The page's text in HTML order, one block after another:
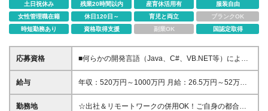
土日祝休み
残業20時間以内 産育休活用有
服装自由
女性管理職在籍
休日120日～ 育児と両立
ブランクOK
時短勤務あり
資格取得支援 副業OK 国認定取得
応募資格
■何らかの開発言語（Java、C#、VB.NET等）による
開発経験 （2年以上） ■学歴不問 ＜求める人物像＞ ■
製品販売を主導していくために、主体的な行動が出来
を張られている方 ■顧客折衝、セミナー登壇など、外
給与
年収：520万円～1000万円 月給：26.5万円～52万円
（月給＝基本給） ※残業代は全額支給します ※試用期
間3ヵ月あり。期間中、給与・待遇などに差異はあり
勤務地 ☆出社＆リモートワークの併用OK！ご自身の都合に